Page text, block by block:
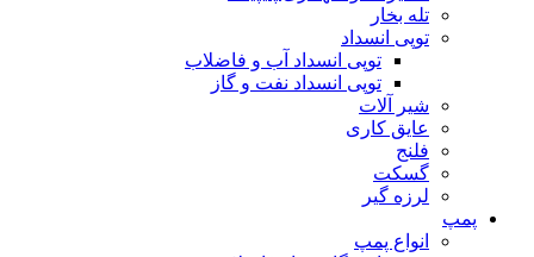
تله بخار
توپی انسداد
توپی انسداد آب و فاضلاب
توپی انسداد نفت و گاز
شیر آلات
عایق کاری
فلنج
گسکت
لرزه گیر
پمپ
انواع پمپ